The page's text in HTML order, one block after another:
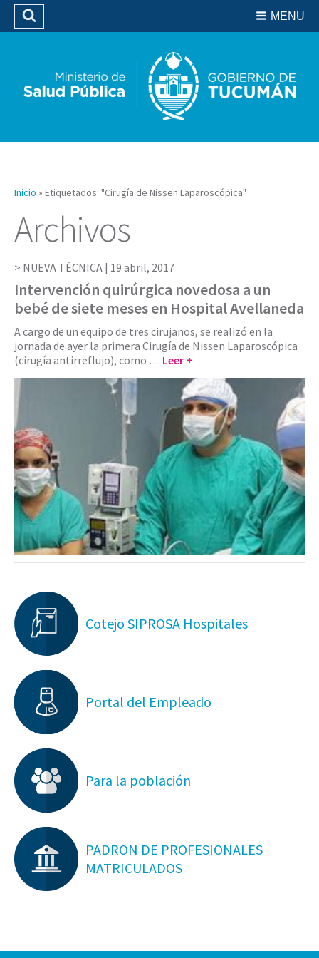
Biblioteca
MENU
Buscar
Inicio » Etiquetados: "Cirugía de Nissen Laparoscópica"
Archivos
NUEVA TÉCNICA | 19 abril, 2017
Intervención quirúrgica novedosa a un
bebé de siete meses en Hospital Avellaneda
A cargo de un equipo de tres cirujanos, se realizó en la
jornada de ayer la primera Cirugía de Nissen Laparoscópica
(cirugía antirreflujo), como … Leer +
Cotejo SIPROSA Hospitales
Portal del Empleado
Para la población
PADRON DE PROFESIONALES
MATRICULADOS